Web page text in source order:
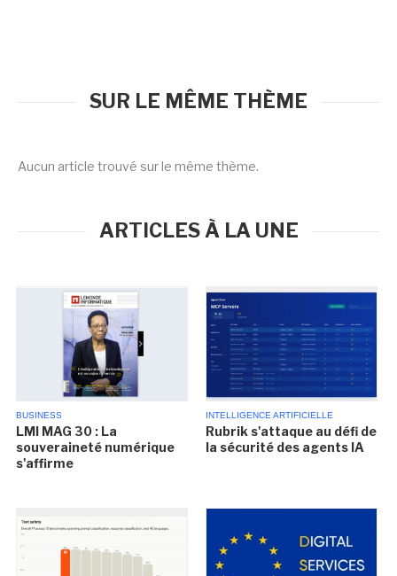
SUR LE MÊME THÈME
Aucun article trouvé sur le même thème.
ARTICLES À LA UNE
BUSINESS
LMI MAG 30 : La
souveraineté numérique
s'affirme
INTELLIGENCE ARTIFICIELLE
Rubrik s'attaque au défi de
la sécurité des agents IA